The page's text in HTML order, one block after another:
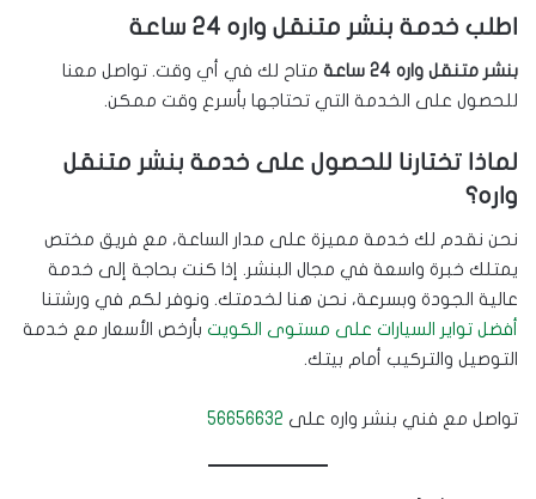
اطلب خدمة بنشر متنقل واره 24 ساعة
بنشر متنقل واره 24 ساعة
متاح لك في أي وقت. تواصل معنا
للحصول على الخدمة التي تحتاجها بأسرع وقت ممكن.
لماذا تختارنا للحصول على خدمة بنشر متنقل
واره؟
نحن نقدم لك خدمة مميزة على مدار الساعة، مع فريق مختص
يمتلك خبرة واسعة في مجال البنشر. إذا كنت بحاجة إلى خدمة
عالية الجودة وبسرعة، نحن هنا لخدمتك. ونوفر لكم في ورشتنا
أفضل تواير السيارات على مستوى الكويت بأرخص الأسعار مع خدمة
التوصيل والتركيب أمام بيتك.
تواصل مع فني بنشر واره على 56656632